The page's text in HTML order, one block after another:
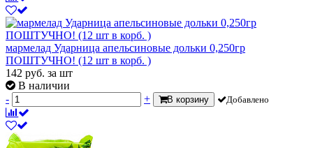
мармелад Ударница апельсиновые дольки 0,250гр
ПОШТУЧНО! (12 шт в корб. )
142 руб. за шт
В наличии
-
+ В корзину Добавлено